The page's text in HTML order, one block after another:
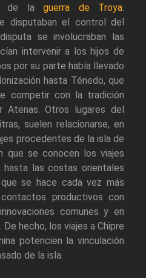
de laguerra de Troya.
disputaban el control del
se involucraban las
intervenir a los hijos de
por su parte había llevado
hasta Ténedo, que
competir con la tradición
Atenas. Otros lugares del
suelen relacionarse, en
procedentes de la isla de
que se conocen los viajes
las costas orientales
se hace cada vez más
productivos con
comunes y en
hecho, los viajes a Chipre
potencien la vinculación
de la isla.